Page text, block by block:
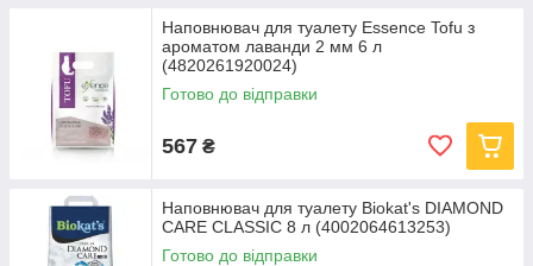
Наповнювач для туалету Essence Tofu з
ароматом лаванди 2 мм 6 л
(4820261920024)
Готово до відправки
567 ₴
Наповнювач для туалету Biokat's DIAMOND
CARE CLASSIC 8 л (4002064613253)
Готово до відправки